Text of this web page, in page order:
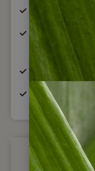
Eintritte und
Reiseablauf
Mahlzeiten wie
Nicht im